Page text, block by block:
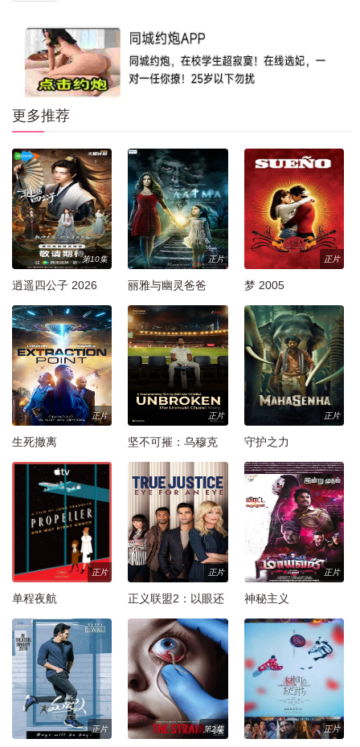
更多推荐
第10集
逍遥四公子 2026
正片
丽雅与幽灵爸爸
正片
梦 2005
正片
生死撤离
正片
坚不可摧：乌穆克
特·昌德的故事
正片
守护之力
正片
单程夜航
正片
正义联盟2：以眼还
眼
正片
神秘主义
正片 第2集 正片